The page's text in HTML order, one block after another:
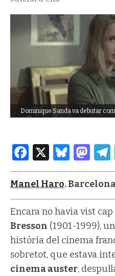
Dominique Sanda va debutar
Facebook
X
Manel Haro.
Encara no havia vist cap
Bresson (1901-1999),
història del cinema
sobretot, que estava
cinema auster,